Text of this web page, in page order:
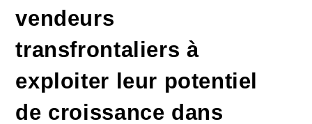
vendeurs
transfrontaliers à
exploiter leur potentiel
de croissance dans